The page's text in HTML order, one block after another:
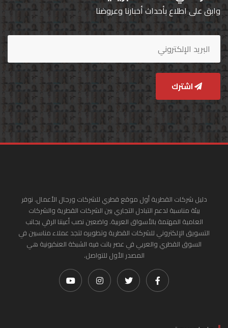
وابق على اطلاع بأحداث أخبارنا وعروضنا
اشترك
دليل شركات القطرية أول موقع قطري للشركات ورجال الأعمال. نوفر
بيئة مناسبة لدعم التبادل التجاري بين الشركات القطرية والشركات
العامية المهتمة بالأسواق العربية. واضعين نصب أعيننا الرقي بجانب
التسويق الإلكتروني للشركات القطرية وتطويره لتجد عملاء مناسبين في
السوق القطري والعربي في عصر باتت فيه الشبكة العنكبونية هي
المصدر الأول للتواصل.